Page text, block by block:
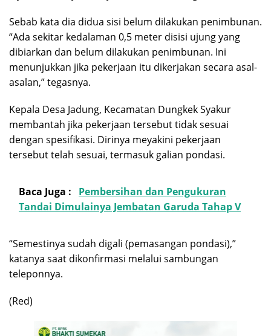
Sebab kata dia didua sisi belum dilakukan penimbunan.
“Ada sekitar kedalaman 0,5 meter disisi ujung yang
dibiarkan dan belum dilakukan penimbunan. Ini
menunjukkan jika pekerjaan itu dikerjakan secara asal-
asalan,” tegasnya.
Kepala Desa Jadung, Kecamatan Dungkek Syakur
membantah jika pekerjaan tersebut tidak sesuai
dengan spesifikasi. Dirinya meyakini pekerjaan
tersebut telah sesuai, termasuk galian pondasi.
Baca Juga :
Pembersihan dan Pengukuran
Tandai Dimulainya Jembatan Garuda Tahap V
“Semestinya sudah digali (pemasangan pondasi),”
katanya saat dikonfirmasi melalui sambungan
teleponnya.
(Red)